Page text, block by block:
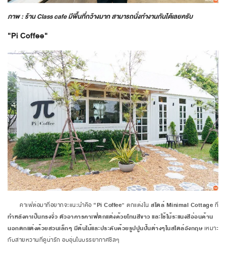
ภาพ : ร้าน Class cafe มีพื้นที่กว้างมาก สามารถนั่งทำงานกันได้เลยครับ
"Pi Coffee"
คาเฟ่ต่อมาที่อยากจะแนะนำคือ “Pi Coffee” ตกแต่งใน สไตล์ Minimal Cottage ที่
ทำหลังคาเป็นทรงจั่ว ตัวอาคารคาเฟ่ตกแต่งด้วยโทนสีขาว และใช้ไม้ระแนงสีอ่อนด้าน
นอกตกแต่งด้วยสวนเล็กๆ มีต้นไม้และประดับด้วยรูปปูนปั้นต่างๆในสไตล์อังกฤษเหมาะ
กับสายหวานที่ดูน่ารัก อบอุ่นในบรรยากาศชิลๆ